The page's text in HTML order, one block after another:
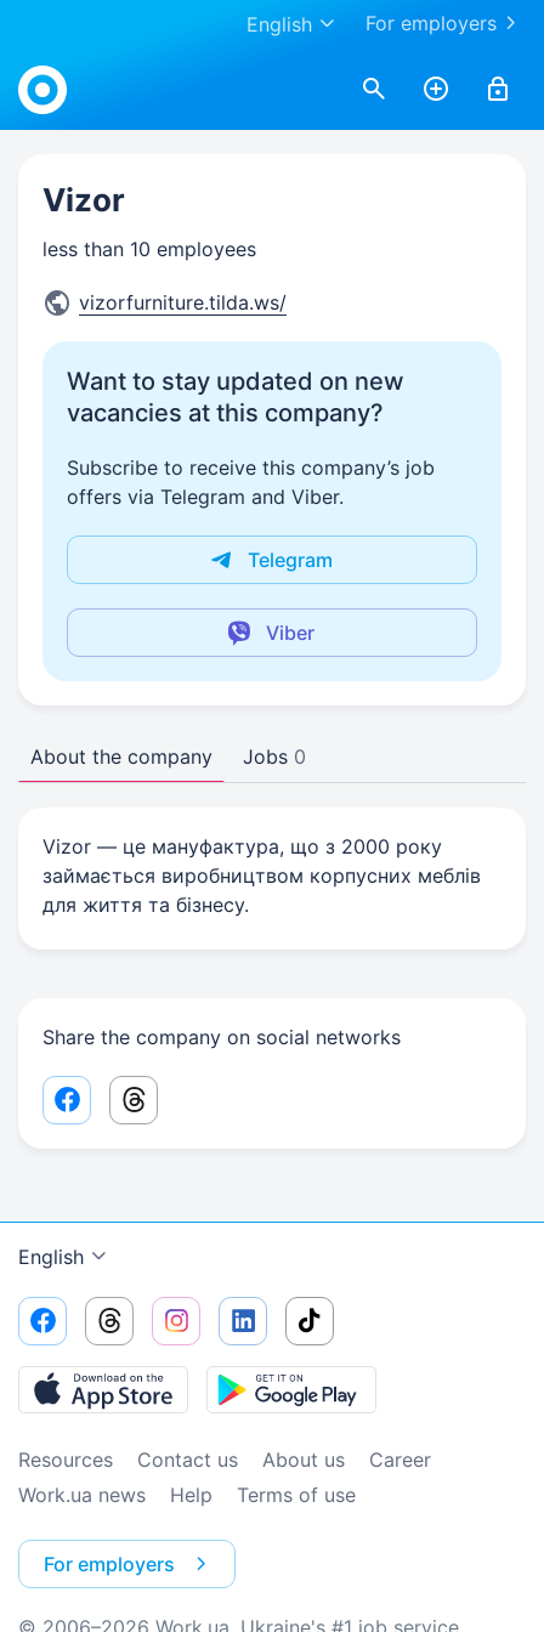
For employers
English
Work.ua
Vizor
less than 10 employees
vizorfurniture.tilda.ws/
Want to stay updated on new
vacancies at this company?
Subscribe to receive this company’s job
offers via Telegram and Viber.
Telegram
Viber
About the company Jobs 0
Vizor — це мануфактура, що з 2000 року
займається виробництвом корпусних меблів
для життя та бізнесу.
Share the company on social networks
Facebook share link
Threads share link
English
Resources Contact us About us
Сareer
Work.ua news
Help Terms of use
For employers
© 2006–2026 Work.ua. Ukraine's #1 job service.